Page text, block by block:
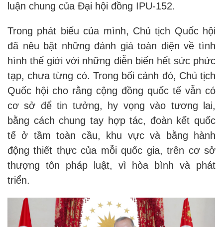
luận chung của Đại hội đồng IPU-152.
Trong phát biểu của mình, Chủ tịch Quốc hội
đã nêu bật những đánh giá toàn diện về tình
hình thế giới với những diễn biến hết sức phức
tạp, chưa từng có. Trong bối cảnh đó, Chủ tịch
Quốc hội cho rằng cộng đồng quốc tế vẫn có
cơ sở để tin tưởng, hy vọng vào tương lai,
bằng cách chung tay hợp tác, đoàn kết quốc
tế ở tầm toàn cầu, khu vực và bằng hành
động thiết thực của mỗi quốc gia, trên cơ sở
thượng tôn pháp luật, vì hòa bình và phát
triển.